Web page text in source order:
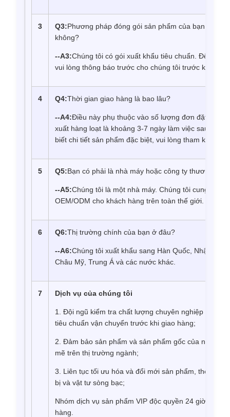
3 Q3:Phương pháp đóng gói sản phẩm của bạn là gì?
không?
--A3:Chúng tôi có gói xuất khẩu tiêu chuẩn. Để biết
vui lòng thông báo trước cho chúng tôi trước khi
4 Q4:Thời gian giao hàng là bao lâu?
--A4:Điều này phụ thuộc vào số lượng đơn đặt hàng.
xuất hàng loạt là khoảng 3-7 ngày làm việc sau khi
biết chi tiết sản phẩm đặc biệt, vui lòng tham khảo
5 Q5:Bạn có phải là nhà máy hoặc công ty thương
--A5:Chúng tôi là một nhà máy. Chúng tôi cung cấp
OEM/ODM cho khách hàng trên toàn thế giới.
6 Q6:Thị trường chính của bạn ở đâu?
--A6:Chúng tôi xuất khẩu sang Hàn Quốc, Nhật Bản,
Châu Mỹ, Trung Á và các nước khác.
7 Dịch vụ của chúng tôi
1. Đội ngũ kiểm tra chất lượng chuyên nghiệp để
tiêu chuẩn vận chuyển trước khi giao hàng;
2. Đảm bảo sản phẩm và sản phẩm gốc của nhà
mẽ trên thị trường ngành;
3. Liên tục tối ưu hóa và đổi mới sản phẩm, theo kịp
bị và vật tư sòng bạc;
Nhóm dịch vụ sản phẩm VIP độc quyền 24 giờ theo
hàng.